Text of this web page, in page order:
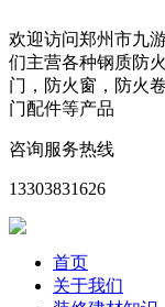
欢迎访问郑州市九
们主营各种钢质防
门，防火窗，防火
门配件等产品
咨询服务热线
13303831626
首页
关于我们